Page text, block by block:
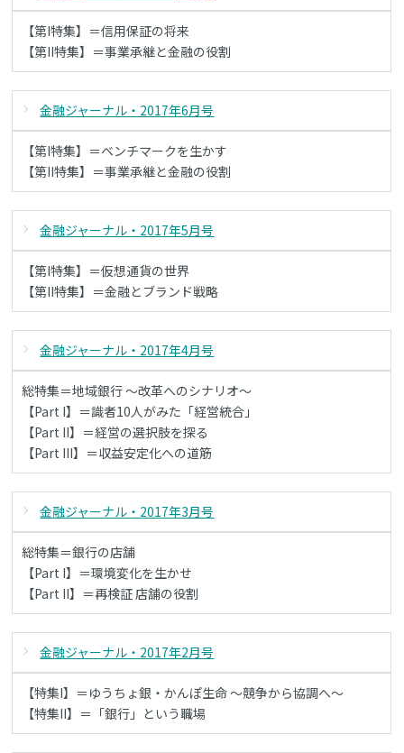
【第I特集】＝信用保証の将来
【第II特集】＝事業承継と金融の役割
金融ジャーナル・2017年6月号
【第I特集】＝ベンチマークを生かす
【第II特集】＝事業承継と金融の役割
金融ジャーナル・2017年5月号
【第I特集】＝仮想通貨の世界
【第II特集】＝金融とブランド戦略
金融ジャーナル・2017年4月号
総特集＝地域銀行 ～改革へのシナリオ～
【Part I】＝識者10人がみた「経営統合」
【Part II】＝経営の選択肢を探る
【Part III】＝収益安定化への道筋
金融ジャーナル・2017年3月号
総特集＝銀行の店舗
【Part I】＝環境変化を生かせ
【Part II】＝再検証 店舗の役割
金融ジャーナル・2017年2月号
【特集I】＝ゆうちょ銀・かんぽ生命 ～競争から協調へ～
【特集II】＝「銀行」という職場